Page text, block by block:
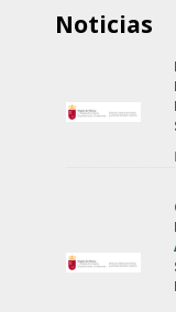
Noticias